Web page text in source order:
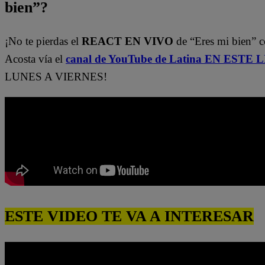
bien”?
¡No te pierdas el REACT EN VIVO de “Eres mi bien”
Acosta vía el canal de YouTube de Latina EN ESTE
LUNES A VIERNES!
ESTE VIDEO TE VA A INTERESAR